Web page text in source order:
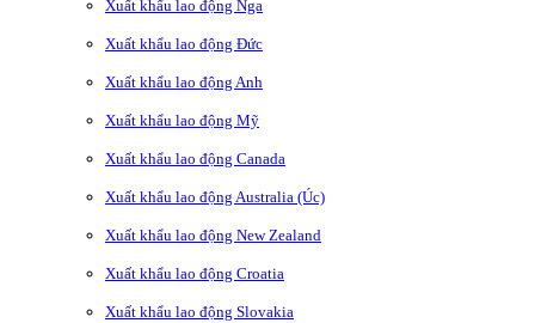
Xuất khẩu lao động Nga
Xuất khẩu lao động Đức
Xuất khẩu lao động Anh
Xuất khẩu lao động Mỹ
Xuất khẩu lao động Canada
Xuất khẩu lao động Australia (Úc)
Xuất khẩu lao động New Zealand
Xuất khẩu lao động Croatia
Xuất khẩu lao động Slovakia